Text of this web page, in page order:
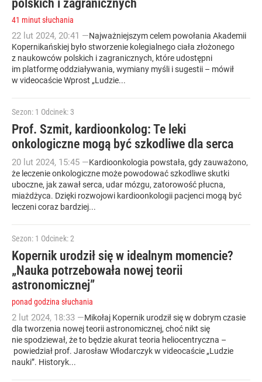
polskich i zagranicznych
41 minut słuchania
22 lut 2024, 20:41 —Najważniejszym celem powołania Akademii
Kopernikańskiej było stworzenie kolegialnego ciała złożonego
z naukowców polskich i zagranicznych, które udostępni
im platformę oddziaływania, wymiany myśli i sugestii – mówił
w videocaście Wprost „Ludzie...
Sezon: 1 Odcinek: 3
Prof. Szmit, kardioonkolog: Te leki
onkologiczne mogą być szkodliwe dla serca
20 lut 2024, 15:45 —Kardioonkologia powstała, gdy zauważono,
że leczenie onkologiczne może powodować szkodliwe skutki
uboczne, jak zawał serca, udar mózgu, zatorowość płucna,
miażdżyca. Dzięki rozwojowi kardioonkologii pacjenci mogą być
leczeni coraz bardziej...
Sezon: 1 Odcinek: 2
Kopernik urodził się w idealnym momencie?
„Nauka potrzebowała nowej teorii
astronomicznej”
ponad godzina słuchania
2 lut 2024, 18:33 —Mikołaj Kopernik urodził się w dobrym czasie
dla tworzenia nowej teorii astronomicznej, choć nikt się
nie spodziewał, że to będzie akurat teoria heliocentryczna –
powiedział prof. Jarosław Włodarczyk w videocaście „Ludzie
nauki”. Historyk...